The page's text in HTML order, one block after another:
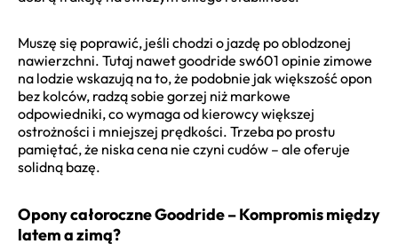
Muszę się poprawić, jeśli chodzi o jazdę po oblodzonej
nawierzchni. Tutaj nawet goodride sw601 opinie zimowe
na lodzie wskazują na to, że podobnie jak większość opon
bez kolców, radzą sobie gorzej niż markowe
odpowiedniki, co wymaga od kierowcy większej
ostrożności i mniejszej prędkości. Trzeba po prostu
pamiętać, że niska cena nie czyni cudów – ale oferuje
solidną bazę.
Opony całoroczne Goodride – Kompromis między
latem a zimą?